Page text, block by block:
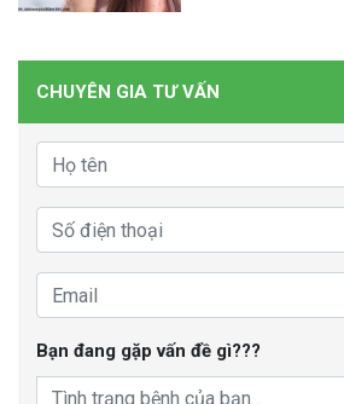
CHUYÊN GIA TƯ VẤN
Bạn đang gặp vấn đề gì???